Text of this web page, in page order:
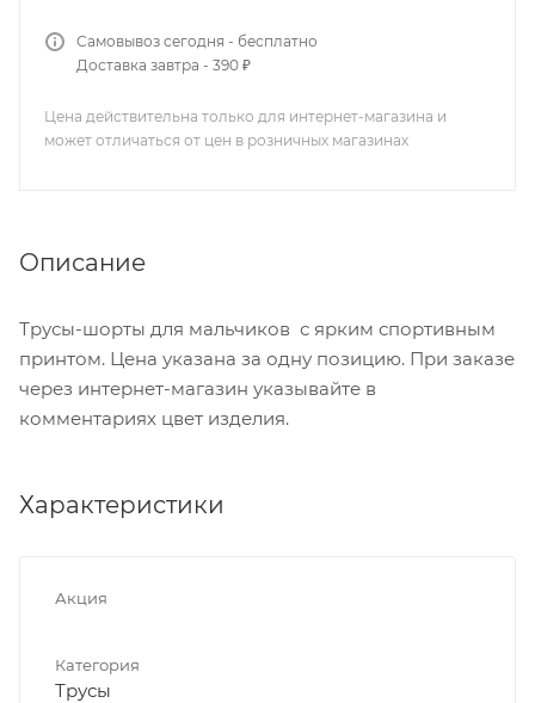
Самовывоз сегодня - бесплатно
Доставка завтра - 390 ₽
Цена действительна только для интернет-магазина и
может отличаться от цен в розничных магазинах
Описание
Трусы-шорты для мальчиков с ярким спортивным
принтом. Цена указана за одну позицию. При заказе
через интернет-магазин указывайте в
комментариях цвет изделия.
Характеристики
Акция
Категория
Трусы